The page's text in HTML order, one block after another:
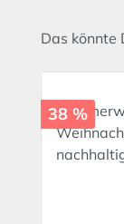
Das könnte
38 %